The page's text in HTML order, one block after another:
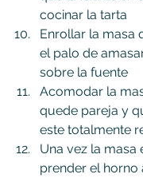
cocinar la tarta
Enrollar la masa
el palo de
sobre la fuente
Acomodar la
quede pareja y
este totalmente
Una vez la masa
prender el horno